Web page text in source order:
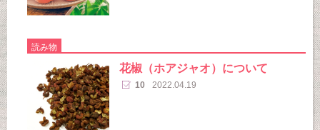
読み物
花椒（ホアジャオ）について
10 2022.04.19